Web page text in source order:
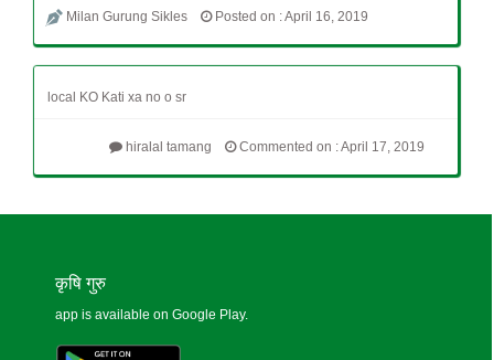
Milan Gurung Sikles Posted on : April 16, 2019
local KO Kati xa no o sr
Commented on : April 17, 2019
hiralal tamang
कृषि गुरु
app is available on Google Play.